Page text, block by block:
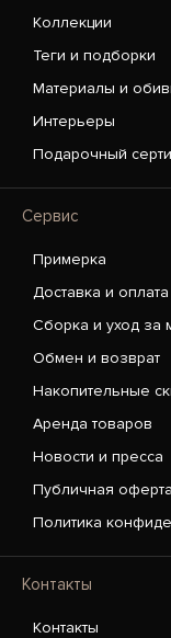
Коллекции
Теги и подборки
Материалы и
Интерьеры
Подарочный
Сервис
Примерка
Доставка и оплата
Сборка и уход за
Обмен и возврат
Накопительные
Аренда товаров
Новости и пресса
Публичная оферта
Политика
Контакты
Контакты